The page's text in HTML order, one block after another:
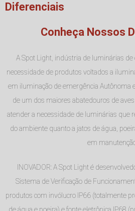
Diferenciais
Conheça Nossos
A Spot Light, indústria de luminárias de
necessidade de produtos voltados a
em iluminação de emergência Autônoma
de um dos maiores abatedouros de
atender a necessidade de luminárias que
do ambiente quanto a jatos de água,
em
INOVADOR: A Spot Light é
Sistema de Verificação de
produtos com invólucro IP66 (totalmente